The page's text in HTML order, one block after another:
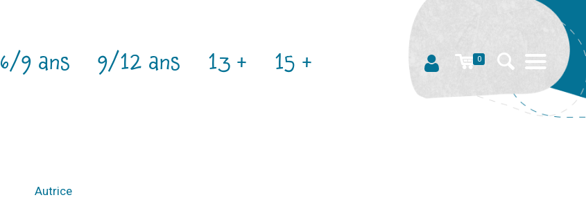
6/9 ans 9/12 ans 13 + 15 + 0
Autrice